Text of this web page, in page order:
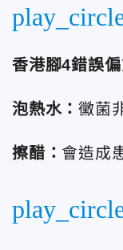
香港腳4錯誤
泡熱水：黴菌
擦醋： 會造成